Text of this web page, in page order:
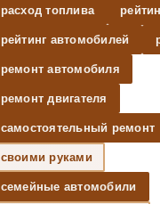
расход топлива
рейтинг автомобилей
ремонт автомобиля
ремонт двигателя
самостоятельный ремонт
своими руками
семейные автомобили